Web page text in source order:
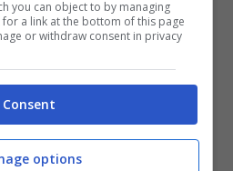
to Dubai per il DP
ci sono 5 milioni di
complessivo. A
a Scheffler, ci sono altri
mondiale ovvero
you can object to by managing
a link at the bottom of this page
or withdraw consent in privacy
Consent
options